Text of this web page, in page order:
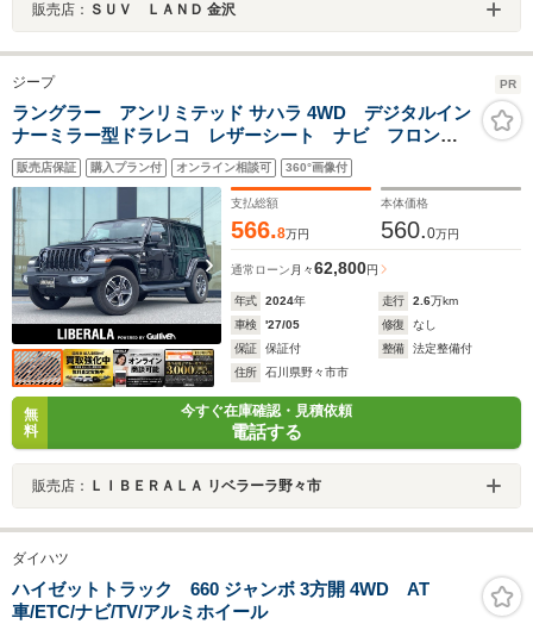
販売店： ＳＵＶ ＬＡＮＤ 金沢
ジープ PR
ラングラー アンリミテッド サハラ 4WD デジタルイン
ナーミラー型ドラレコ レザーシート ナビ フロン
ト・サイド・バックカメラ ETC LEDヘッドライト
ブラインドスポット ドラレコ シートヒーター フル
セグTV アクティブクルーズ パークセンサー
販売店保証 購入プラン付 オンライン相談可 360°画像付
支払総額
566.8万円
本体価格
560.0万円
通常ローン 月々62,800円
年式 2024年 走行 2.6万km
車検
'27/05 修復
なし
保証
保証付 整備
法定整備付
住所
石川県野々市市
無
料
今すぐ在庫確認・見積依頼
電話する
販売店： ＬＩＢＥＲＡＬＡ リベラーラ野々市
ダイハツ
ハイゼットトラック 660 ジャンボ 3方開 4WD AT
車/ETC/ナビ/TV/アルミホイール